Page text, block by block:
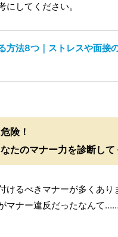
にしてください。
方法8つ｜ストレスや面接
険！
たのマナー力を診断して
けるべきマナーが多くあり
マナー違反だったなんて